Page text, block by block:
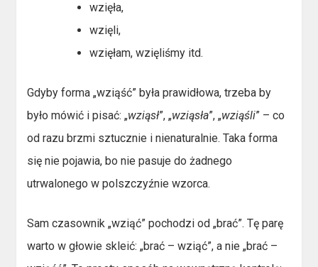
wzięła,
wzięli,
wzięłam, wzięliśmy itd.
Gdyby forma „wziąść” była prawidłowa, trzeba by
było mówić i pisać: „wziąsł”, „wziąsła”, „wziąśli” – co
od razu brzmi sztucznie i nienaturalnie. Taka forma
się nie pojawia, bo nie pasuje do żadnego
utrwalonego w polszczyźnie wzorca.
Sam czasownik „wziąć” pochodzi od „brać”. Tę parę
warto w głowie skleić: „brać – wziąć”, a nie „brać –